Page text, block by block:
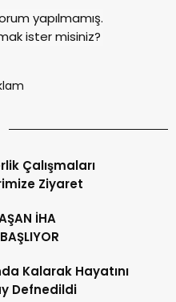
yapılmamış.
ister misiniz?
Çalışmaları
Ziyaret
İHA
Kalarak Hayatını
Defnedildi